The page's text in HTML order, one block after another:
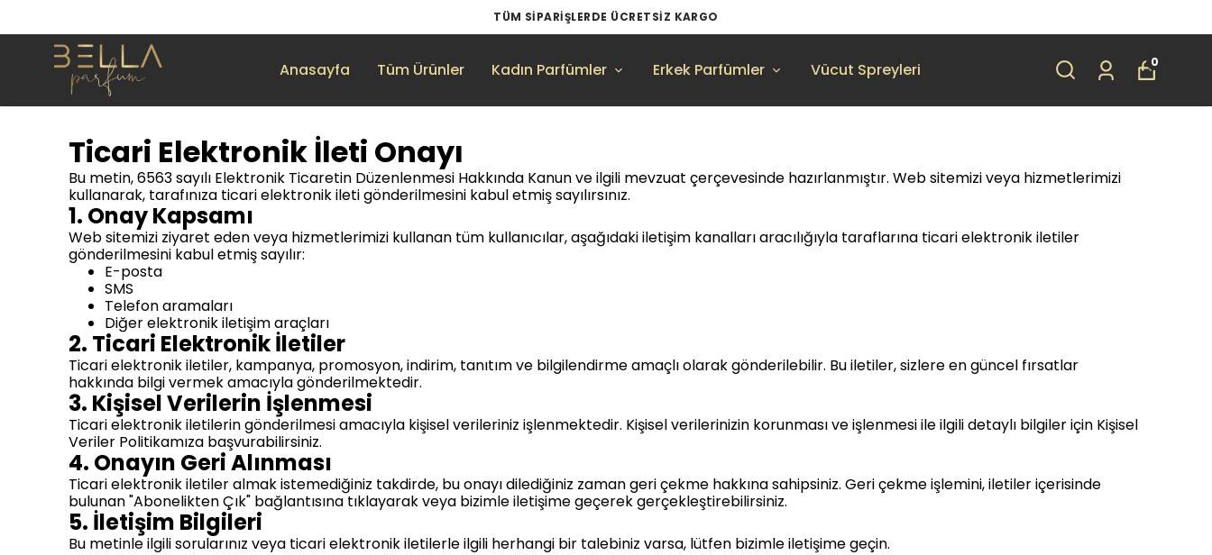
TÜM SIPARIŞLERDE ÜCRETSIZ KARGO
Anasayfa Tüm Ürünler Kadın Parfümler Erkek Parfümler Vücut Spreyleri 0
Ticari Elektronik İleti Onayı
Bu metin, 6563 sayılı Elektronik Ticaretin Düzenlenmesi Hakkında Kanun ve ilgili mevzuat çerçevesinde hazırlanmıştır. Web sitemizi veya hizmetlerimizi
kullanarak, tarafınıza ticari elektronik ileti gönderilmesini kabul etmiş sayılırsınız.
1. Onay Kapsamı
Web sitemizi ziyaret eden veya hizmetlerimizi kullanan tüm kullanıcılar, aşağıdaki iletişim kanalları aracılığıyla taraflarına ticari elektronik iletiler
gönderilmesini kabul etmiş sayılır:
E-posta
SMS
Telefon aramaları
Diğer elektronik iletişim araçları
2. Ticari Elektronik İletiler
Ticari elektronik iletiler, kampanya, promosyon, indirim, tanıtım ve bilgilendirme amaçlı olarak gönderilebilir. Bu iletiler, sizlere en güncel fırsatlar
hakkında bilgi vermek amacıyla gönderilmektedir.
3. Kişisel Verilerin İşlenmesi
Ticari elektronik iletilerin gönderilmesi amacıyla kişisel verileriniz işlenmektedir. Kişisel verilerinizin korunması ve işlenmesi ile ilgili detaylı bilgiler için Kişisel
Veriler Politikamıza başvurabilirsiniz.
4. Onayın Geri Alınması
Ticari elektronik iletiler almak istemediğiniz takdirde, bu onayı dilediğiniz zaman geri çekme hakkına sahipsiniz. Geri çekme işlemini, iletiler içerisinde
bulunan "Abonelikten Çık" bağlantısına tıklayarak veya bizimle iletişime geçerek gerçekleştirebilirsiniz.
5. İletişim Bilgileri
Bu metinle ilgili sorularınız veya ticari elektronik iletilerle ilgili herhangi bir talebiniz varsa, lütfen bizimle iletişime geçin.